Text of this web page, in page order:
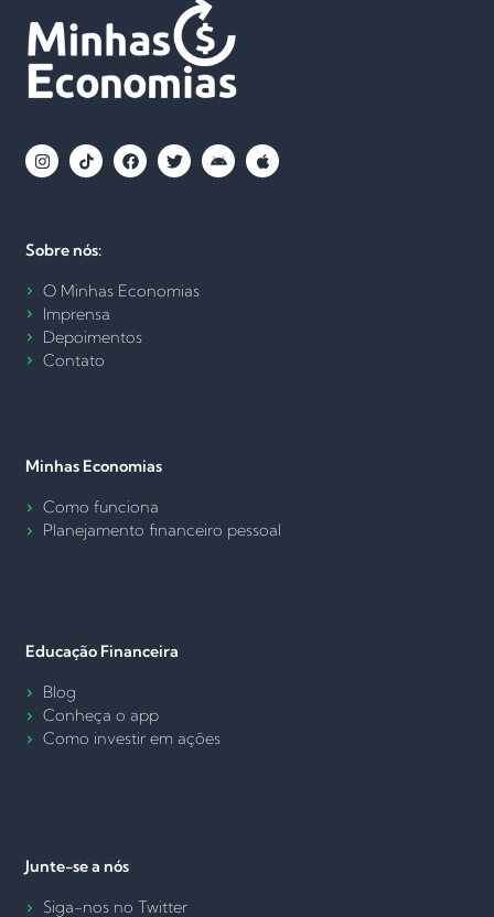
Sobre nós:
O Minhas Economias
Imprensa
Depoimentos
Contato
Minhas Economias
Como funciona
Planejamento financeiro pessoal
Educação Financeira
Blog
Conheça o app
Como investir em ações
Junte-se a nós
Siga-nos no Twitter